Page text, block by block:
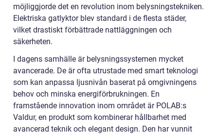
möjliggjorde det en revolution inom belysningstekniken.
Elektriska gatlyktor blev standard i de flesta städer,
vilket drastiskt förbättrade nattläggningen och
säkerheten.
I dagens samhälle är belysningssystemen mycket
avancerade. De är ofta utrustade med smart teknologi
som kan anpassa ljusnivån baserat på omgivningens
behov och minska energiförbrukningen. En
framstående innovation inom området är POLAB:s
Valdur, en produkt som kombinerar hållbarhet med
avancerad teknik och elegant design. Den har vunnit